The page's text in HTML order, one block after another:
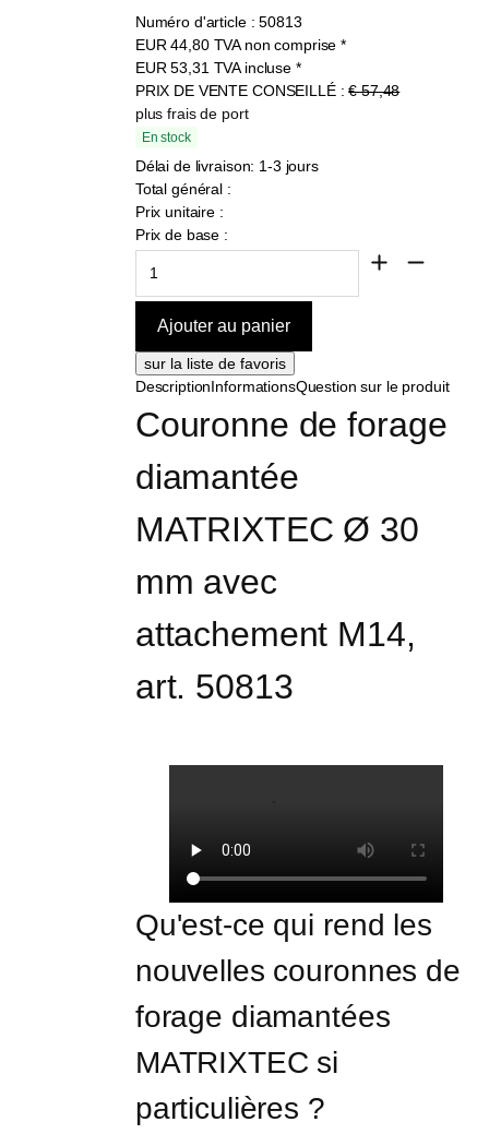
Numéro d'article : 50813
EUR44,80 TVA non comprise *
EUR53,31 TVA incluse *
PRIX DE VENTE CONSEILLÉ :€ 57,48
plus frais de port
En stock
Délai de livraison: 1-3 jours
Total général :
Prix unitaire :
Prix de base :
DescriptionInformationsQuestion sur le produit
Couronne de forage
diamantée
MATRIXTEC Ø 30
mm avec
attachement M14,
art. 50813
Qu'est-ce qui rend les
nouvelles couronnes de
forage diamantées
MATRIXTEC si
particulières ?